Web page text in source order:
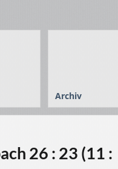
Archiv
26 : 23 (11 :